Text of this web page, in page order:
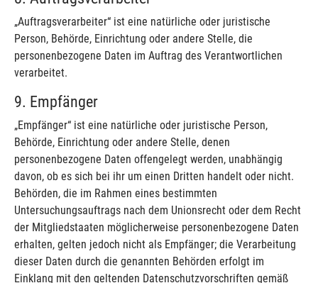
„Auftragsverarbeiter“ ist eine natürliche oder juristische
Person, Behörde, Einrichtung oder andere Stelle, die
personenbezogene Daten im Auftrag des Verantwortlichen
verarbeitet.
9. Empfänger
„Empfänger“ ist eine natürliche oder juristische Person,
Behörde, Einrichtung oder andere Stelle, denen
personenbezogene Daten offengelegt werden, unabhängig
davon, ob es sich bei ihr um einen Dritten handelt oder nicht.
Behörden, die im Rahmen eines bestimmten
Untersuchungsauftrags nach dem Unionsrecht oder dem Recht
der Mitgliedstaaten möglicherweise personenbezogene Daten
erhalten, gelten jedoch nicht als Empfänger; die Verarbeitung
dieser Daten durch die genannten Behörden erfolgt im
Einklang mit den geltenden Datenschutzvorschriften gemäß